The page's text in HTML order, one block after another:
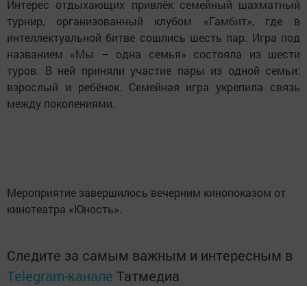
Интерес отдыхающих привлёк семейный шахматный
турнир, организованный клубом «Гамбит», где в
интеллектуальной битве сошлись шесть пар. Игра под
названием «Мы – одна семья» состояла из шести
туров. В ней приняли участие пары из одной семьи:
взрослый и ребёнок. Семейная игра укрепила связь
между поколениями.
Мероприятие завершилось вечерним кинопоказом от
кинотеатра «Юность».
Следите за самым важным и интересным в
Telegram-канале Татмедиа